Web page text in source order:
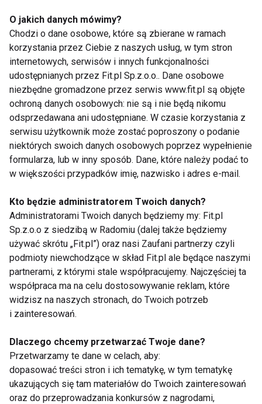
Jabłka znów
najchętniej
wybieranym owocem
w Polsce
Co lepsze: jagody czy
borówki
amerykańskie?
Bezmleczne waniliowe
gofry z owocami
Słodki grill, czyli
wrzuć owoc na ruszt!
Pokaż więcej
Dieta
O jakich danych mówimy?
Chodzi o dane osobowe, które są zbierane w ramach
korzystania przez Ciebie z naszych usług, w tym stron
internetowych, serwisów i innych funkcjonalności
udostępnianych przez Fit.pl Sp.z.o.o.. Dane osobowe
niezbędne gromadzone przez serwis www.fit.pl są objęte
ochroną danych osobowych: nie są i nie będą nikomu
odsprzedawana ani udostępniane. W czasie korzystania z
serwisu użytkownik może zostać poproszony o podanie
niektórych swoich danych osobowych poprzez wypełnienie
formularza, lub w inny sposób. Dane, które należy podać to
w większości przypadków imię, nazwisko i adres e-mail.
Kto będzie administratorem Twoich danych?
Administratorami Twoich danych będziemy my: Fit.pl
Sp.z.o.o z siedzibą w Radomiu (dalej także będziemy
używać skrótu „Fit.pl”) oraz nasi Zaufani partnerzy czyli
podmioty niewchodzące w skład Fit.pl ale będące naszymi
partnerami, z którymi stale współpracujemy. Najczęściej ta
współpraca ma na celu dostosowywanie reklam, które
widzisz na naszych stronach, do Twoich potrzeb
i zainteresowań.
Dlaczego chcemy przetwarzać Twoje dane?
Przetwarzamy te dane w celach, aby:
dopasować treści stron i ich tematykę, w tym tematykę
ukazujących się tam materiałów do Twoich zainteresowań
oraz do przeprowadzania konkursów z nagrodami,